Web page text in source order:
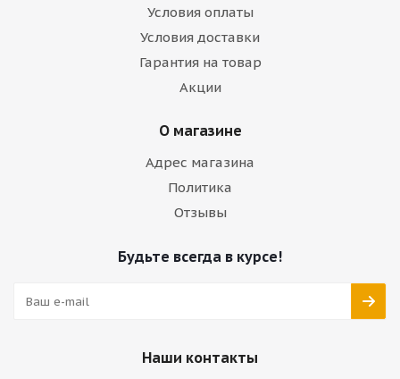
Условия оплаты
Условия доставки
Гарантия на товар
Акции
О магазине
Адрес магазина
Политика
Отзывы
Будьте всегда в курсе!
Наши контакты